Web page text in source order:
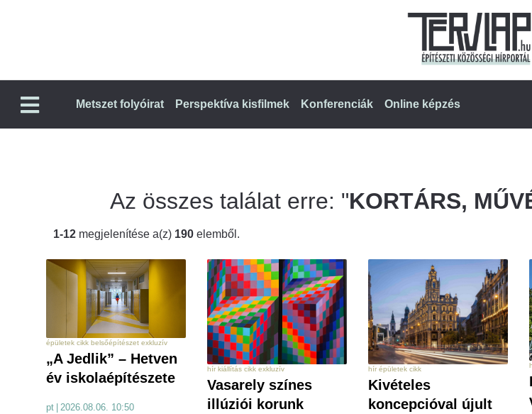
Metszet folyóirat Perspektíva kisfilmek Konferenciák Online képzés
Az összes találat erre: "KORTÁRS,
1-12 megjelenítése a(z) 190 elemből.
épületek cikk belsőépítészet exkluzív
„A Jedlik” – Hetven
év iskolaépítészete
pt | 2026.08.06. 10:50
hír kiállítás cikk exkluzív
Vasarely színes
illúziói korunk
hír épületek cikk
Kivételes
koncepcióval újult